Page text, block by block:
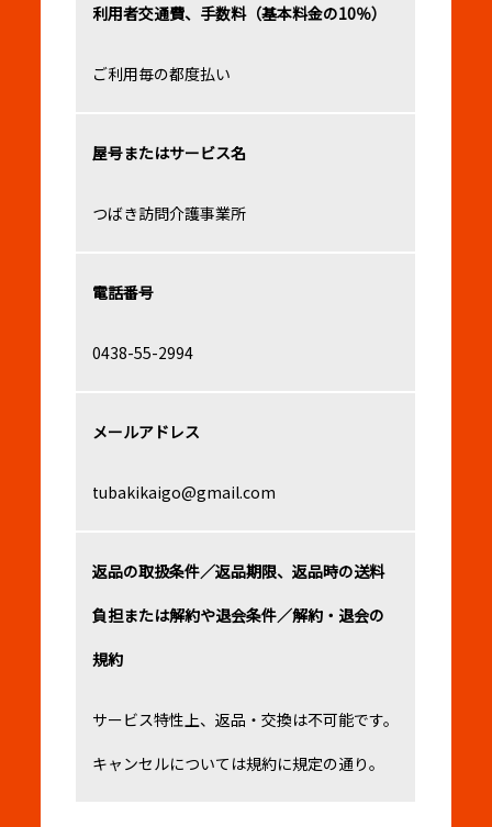
利用者交通費、手数料（基本料金の10％）
ご利用毎の都度払い
屋号またはサービス名
つばき訪問介護事業所
電話番号
0438-55-2994
メールアドレス
tubakikaigo@gmail.com
返品の取扱条件／返品期限、返品時の送料
負担または解約や退会条件／解約・退会の
規約
サービス特性上、返品・交換は不可能です。
キャンセルについては規約に規定の通り。